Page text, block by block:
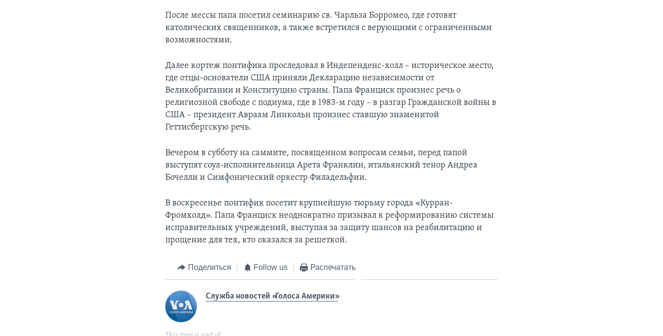
После мессы папа посетил семинарию св. Чарльза Борромео, где готовят
католических священников, а также встретился с верующими с ограниченными
возможностями.
Далее кортеж понтифика проследовал в Индепенденс-холл – историческое место,
где отцы-основатели США приняли Декларацию независимости от
Великобритании и Конституцию страны. Папа Франциск произнес речь о
религиозной свободе с подиума, где в 1983-м году – в разгар Гражданской войны в
США – президент Авраам Линкольн произнес ставшую знаменитой
Геттисбергскую речь.
Вечером в субботу на саммите, посвященном вопросам семьи, перед папой
выступят соул-исполнительница Арета Франклин, итальянский тенор Андреа
Бочелли и Симфонический оркестр Филадельфии.
В воскресенье понтифик посетит крупнейшую тюрьму города «Курран-
Фромхолд». Папа Франциск неоднократно призывал к реформированию системы
исправительных учреждений, выступая за защиту шансов на реабилитацию и
прощение для тех, кто оказался за решеткой.
Поделиться Follow us Распечатать
Служба новостей «Голоса Америки»